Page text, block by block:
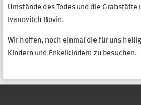
Umstände des Todes und die Grabstätte
Ivanovitch Bovin.
Wir hoffen, noch einmal die für uns
Kindern und Enkelkindern zu besuchen.